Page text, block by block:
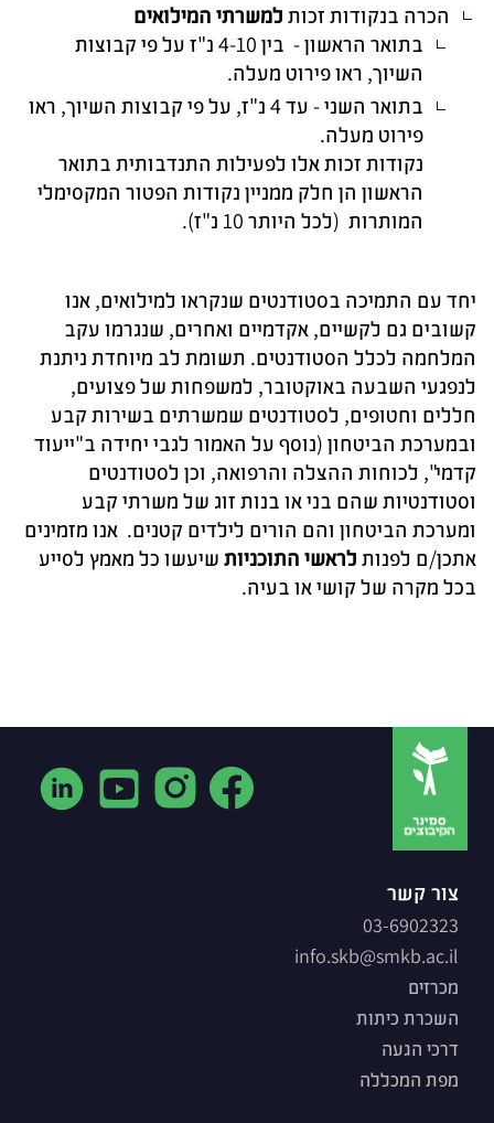
הכרה בנקודות זכותלמשרתי המילואים
בתואר הראשון - בין 4-10 נ"ז על פי קבוצות
השיוך, ראו פירוט מעלה.
בתואר השני - עד 4 נ"ז, על פי קבוצות השיוך, ראו
פירוט מעלה.
נקודות זכות אלו לפעילות התנדבותית בתואר
הראשון הן חלק ממניין נקודות הפטור המקסימלי
המותרות (לכל היותר 10 נ"ז).
יחד עם התמיכה בסטודנטים שנקראו למילואים, אנו
קשובים גם לקשיים, אקדמיים ואחרים, שנגרמו עקב
המלחמה לכלל הסטודנטים. תשומת לב מיוחדת ניתנת
לנפגעי השבעה באוקטובר, למשפחות של פצועים,
חללים וחטופים, לסטודנטים שמשרתים בשירות קבע
ובמערכת הביטחון (נוסף על האמור לגבי יחידה ב"ייעוד
קדמי", לכוחות ההצלה והרפואה, וכן לסטודנטים
וסטודנטיות שהם בני או בנות זוג של משרתי קבע
ומערכת הביטחון והם הורים לילדים קטנים. אנו מזמינים
אתכן/ם לפנותלראשי התוכניותשיעשו כל מאמץ לסייע
בכל מקרה של קושי או בעיה.
צור קשר
03-6902323
info.skb@smkb.ac.il
מכרזים
השכרת כיתות
דרכי הגעה
מפת המכללה